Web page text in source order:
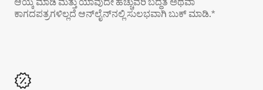
ಕಾಗದಪತ್ರಗಳಿಲ್ಲದೆ ಆನ್‌ಲೈನ್‌ನಲ್ಲಿ ಸುಲಭವಾಗಿ ಬುಕ್ ಮಾಡಿ.*